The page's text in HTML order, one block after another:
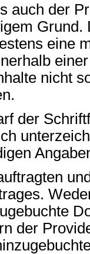
auch der
eine
nicht
der
der